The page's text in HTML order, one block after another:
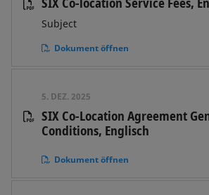
Subject
Dokument öffnen
5. DEZ. 2025
SIX Co-Location Agreement
Conditions, Englisch
Dokument öffnen